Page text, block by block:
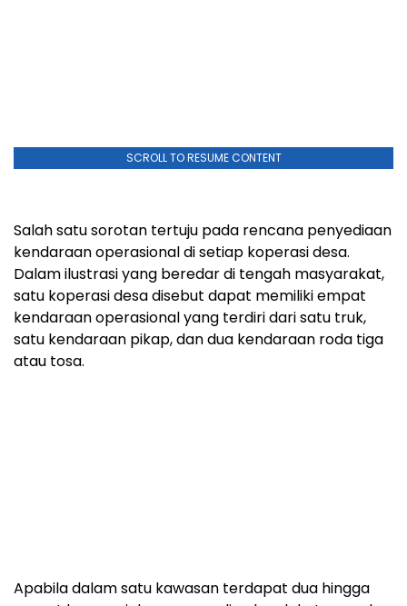
SCROLL TO RESUME CONTENT
Salah satu sorotan tertuju pada rencana penyediaan
kendaraan operasional di setiap koperasi desa.
Dalam ilustrasi yang beredar di tengah masyarakat,
satu koperasi desa disebut dapat memiliki empat
kendaraan operasional yang terdiri dari satu truk,
satu kendaraan pikap, dan dua kendaraan roda tiga
atau tosa.
Apabila dalam satu kawasan terdapat dua hingga